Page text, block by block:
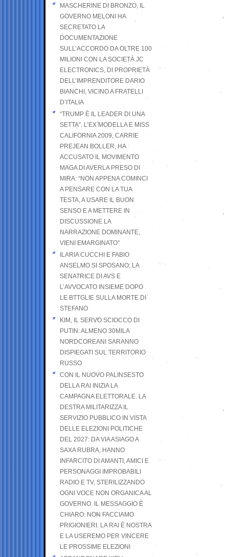
MASCHERINE DI BRONZO, IL
GOVERNO MELONI HA
SECRETATO LA
DOCUMENTAZIONE
SULL’ACCORDO DA OLTRE 100
MILIONI CON LA SOCIETÀ JC
ELECTRONICS, DI PROPRIETÀ
DELL’IMPRENDITORE DARIO
BIANCHI, VICINO A FRATELLI
D’ITALIA
“TRUMP È IL LEADER DI UNA
SETTA”. L’EX MODELLA E MISS
CALIFORNIA 2009, CARRIE
PREJEAN BOLLER, HA
ACCUSATO IL MOVIMENTO
MAGA DI AVERLA PRESO DI
MIRA: “NON APPENA COMINCI
A PENSARE CON LA TUA
TESTA, A USARE IL BUON
SENSO E A METTERE IN
DISCUSSIONE LA
NARRAZIONE DOMINANTE,
VIENI EMARGINATO”
ILARIA CUCCHI E FABIO
ANSELMO SI SPOSANO; LA
SENATRICE DI AVS E
L’AVVOCATO INSIEME DOPO
LE BTTGLIE SULLA MORTE DI
STEFANO
KIM, IL SERVO SCIOCCO DI
PUTIN: ALMENO 30MILA
NORDCOREANI SARANNO
DISPIEGATI SUL TERRITORIO
RUSSO
CON IL NUOVO PALINSESTO
DELLA RAI INIZIA LA
CAMPAGNA ELETTORALE. LA
DESTRA MILITARIZZA IL
SERVIZIO PUBBLICO IN VISTA
DELLE ELEZIONI POLITICHE
DEL 2027: DA VIA ASIAGO A
SAXA RUBRA, HANNO
INFARCITO DI AMANTI, AMICI E
PERSONAGGI IMPROBABILI
RADIO E TV, STERILIZZANDO
OGNI VOCE NON ORGANICA AL
GOVERNO. IL MESSAGGIO È
CHIARO: NON FACCIAMO
PRIGIONIERI. LA RAI È NOSTRA
E LA USEREMO PER VINCERE
LE PROSSIME ELEZIONI